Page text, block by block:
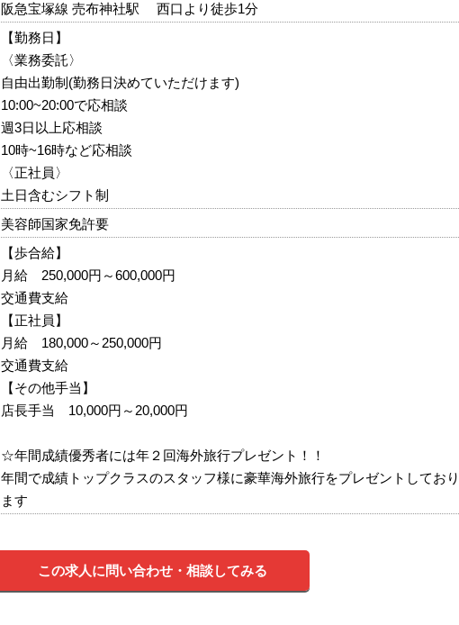
阪急宝塚線 売布神社駅 西口より徒歩1分
【勤務日】
〈業務委託〉
自由出勤制(勤務日決めていただけます)
10:00~20:00で応相談
週3日以上応相談
10時~16時など応相談
〈正社員〉
土日含むシフト制
美容師国家免許要
【歩合給】
月給 250,000円～600,000円
交通費支給
【正社員】
月給 180,000～250,000円
交通費支給
【その他手当】
店長手当 10,000円～20,000円
☆年間成績優秀者には年２回海外旅行プレゼント！！
年間で成績トップクラスのスタッフ様に豪華海外旅行をプレゼントしており
ます
この求人に問い合わせ・相談してみる